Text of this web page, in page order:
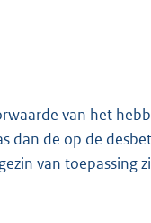
van het
de op de
van toepassing